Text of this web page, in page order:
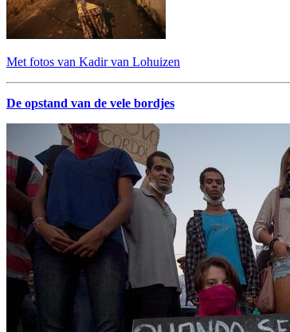
Met fotos van Kadir van Lohuizen
De opstand van de vele bordjes